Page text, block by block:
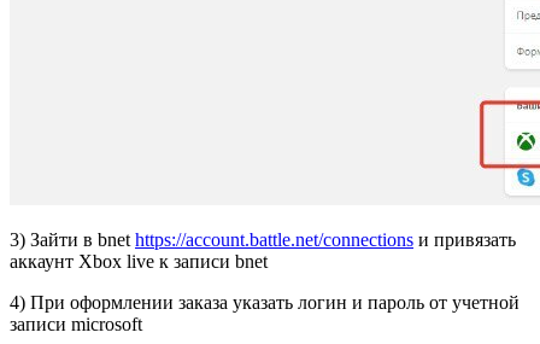
3) Зайти в bnet https://account.battle.net/connections и привязать
аккаунт Xbox live к записи bnet
4) При оформлении заказа указать логин и пароль от учетной
записи microsoft